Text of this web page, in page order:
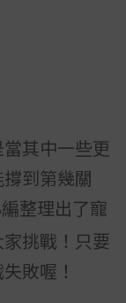
其中一些更
到第幾關
整理出了寵
挑戰！只要
敗喔！